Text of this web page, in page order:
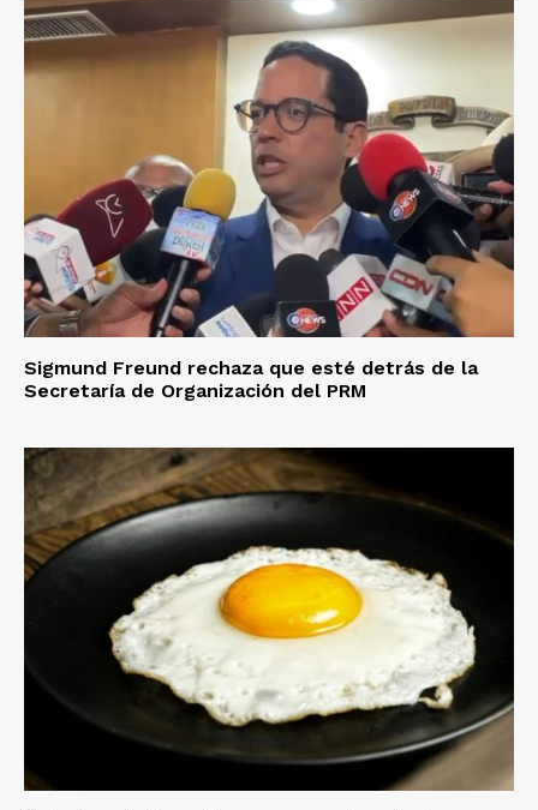
Sigmund Freund rechaza que esté detrás de la
Secretaría de Organización del PRM